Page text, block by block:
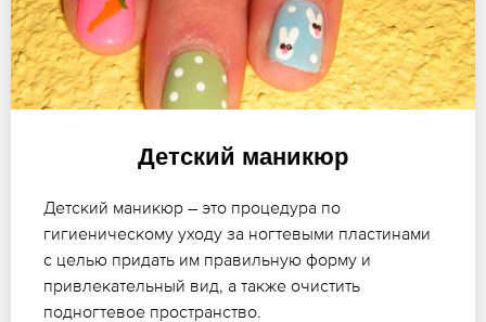
Детский маникюр
Детский маникюр – это процедура по
гигиеническому уходу за ногтевыми пластинами
с целью придать им правильную форму и
привлекательный вид, а также очистить
подногтевое пространство.